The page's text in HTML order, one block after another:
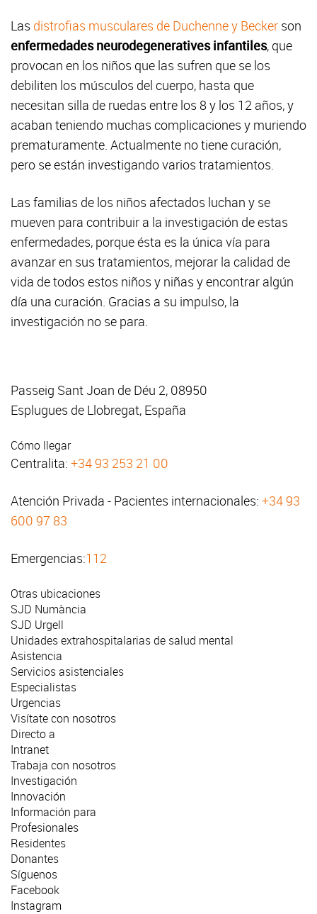
Las distrofias musculares de Duchenne y Becker son
enfermedades neurodegeneratives infantiles, que
provocan en los niños que las sufren que se los
debiliten los músculos del cuerpo, hasta que
necesitan silla de ruedas entre los 8 y los 12 años, y
acaban teniendo muchas complicaciones y muriendo
prematuramente. Actualmente no tiene curación,
pero se están investigando varios tratamientos.
Las familias de los niños afectados luchan y se
mueven para contribuir a la investigación de estas
enfermedades, porque ésta es la única vía para
avanzar en sus tratamientos, mejorar la calidad de
vida de todos estos niños y niñas y encontrar algún
día una curación. Gracias a su impulso, la
investigación no se para.
Passeig Sant Joan de Déu 2, 08950
Esplugues de Llobregat, España
Cómo llegar
Centralita: +34 93 253 21 00
Atención Privada - Pacientes internacionales: +34 93
600 97 83
Emergencias:112
Otras ubicaciones
SJD Numància
SJD Urgell
Unidades extrahospitalarias de salud mental
Asistencia
Servicios asistenciales
Especialistas
Urgencias
Visítate con nosotros
Directo a
Intranet
Trabaja con nosotros
Investigación
Innovación
Información para
Profesionales
Residentes
Donantes
Síguenos
Facebook
Instagram